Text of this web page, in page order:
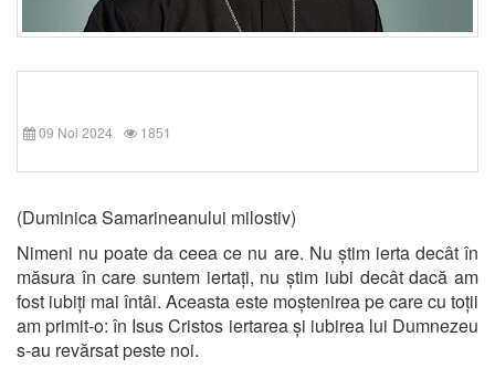
09 Noi 2024 1851
(Duminica Samarineanului milostiv)
Nimeni nu poate da ceea ce nu are. Nu știm ierta decât în
măsura în care suntem iertați, nu știm iubi decât dacă am
fost iubiți mai întâi. Aceasta este moștenirea pe care cu toții
am primit-o: în Isus Cristos iertarea și iubirea lui Dumnezeu
s-au revărsat peste noi.